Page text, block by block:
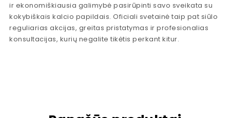
ir ekonomiškiausia galimybė pasirūpinti savo sveikata su
kokybiškais kalcio papildais. Oficiali svetainė taip pat siūlo
reguliarias akcijas, greitas pristatymas ir profesionalias
konsultacijas, kurių negalite tikėtis perkant kitur.